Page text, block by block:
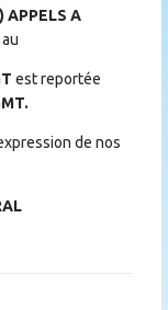
APPELS A
au
est reportée
de nos